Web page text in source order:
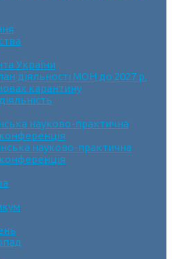
України
діяльності МОН до 2027 р.
карантину
науково-практична
науково-практична